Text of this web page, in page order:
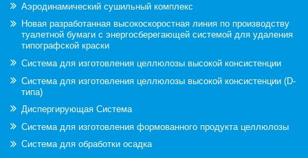
Аэродинамический сушильный комплекс
Новая разработанная высокоскоростная линия по производству
туалетной бумаги с энергосберегающей системой для удаления
типографской краски
Система для изготовления целлюлозы высокой консистенции
Система для изготовления целлюлозы высокой консистенции (D-
типа)
Диспергирующая Система
Система для изготовления формованного продукта целлюлозы
Система для обработки осадка